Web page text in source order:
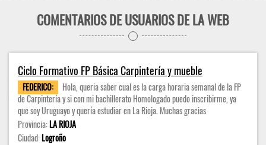
COMENTARIOS DE USUARIOS DE LA WEB
Ciclo Formativo FP Básica Carpintería y mueble
FEDERICO:
Hola, queria saber cual es la carga horaria semanal de la FP
de Carpintería y si con mi bachillerato Homologado puedo inscribirme, ya
que soy Uruguayo y quería estudiar en La Rioja. Muchas gracias
Provincia:LA RIOJA
Ciudad:Logroño